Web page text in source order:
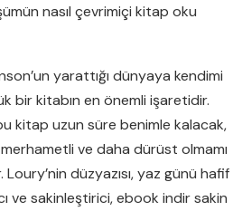
nasıl çevrimiçi kitap oku
yarattığı dünyaya kendimi
bir kitabın en önemli işaretidir.
kitap uzun süre benimle kalacak,
ve daha dürüst olmamı
düzyazısı, yaz günü hafif
ve sakinleştirici, ebook indir sakin